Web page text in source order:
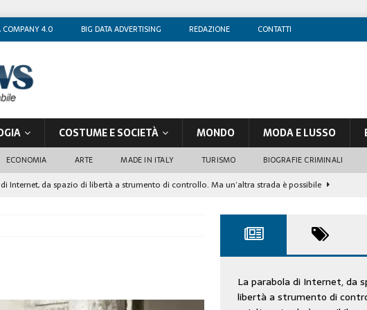
COMPANY 4.0 BIG DATA ADVERTISING REDAZIONE CONTATTI
COSTUME E SOCIETÀ MONDO MODA E LUSSO
ECONOMIA ARTE MADE IN ITALY TURISMO BIOGRAFIE CRIMINALI
Internet, da spazio di libertà a strumento di controllo. Ma un’altra strada è possibile
Maria Volontè, un attore al di sopra di ogni sospetto
CINEMA
insegnanti di sostegno
“L’infedeltà aziendale è in crescita, per prevenirla bisogna cogliere i segnali deboli”
La parabola di Internet, da
libertà a strumento di